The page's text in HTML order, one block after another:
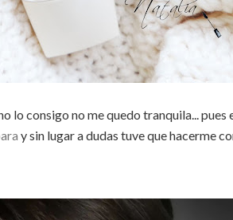
lo consigo no me quedo tranquila... pues
y sin lugar a dudas tuve que hacerme